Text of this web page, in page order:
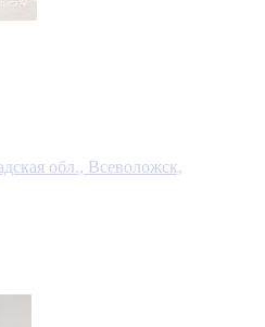
обл., Всеволожск,